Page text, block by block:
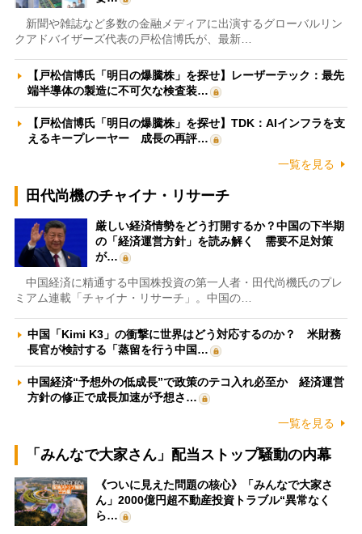
新聞や雑誌など多数の金融メディアに出演するグローバルリン
クアドバイザーズ代表の戸松信博氏が、最新…
【戸松信博氏「明日の爆騰株」を探せ】レーザーテック：最先
端半導体の製造に不可欠な検査装…
【戸松信博氏「明日の爆騰株」を探せ】TDK：AIインフラを支
えるキープレーヤー 成長の再評…
一覧を見る
田代尚機のチャイナ・リサーチ
厳しい経済情勢をどう打開するか？中国の下半期
の「経済運営方針」を読み解く 需要不足対策
が…
中国経済に精通する中国株投資の第一人者・田代尚機氏のプレ
ミアム連載「チャイナ・リサーチ」。中国の…
中国「Kimi K3」の衝撃に世界はどう対応するのか？ 米財務
長官が検討する「蒸留を行う中国…
中国経済“予想外の低成長”で政策のテコ入れ必至か 経済運営
方針の修正で成長加速が予想さ…
一覧を見る
「みんなで大家さん」配当ストップ騒動の内幕
《ついに見えた問題の核心》「みんなで大家さ
ん」2000億円超不動産投資トラブル“異常なく
ら…